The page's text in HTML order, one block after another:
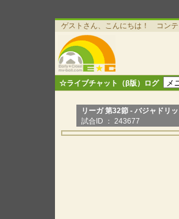
ゲストさん、こんにちは！ コンテ
☆ライブチャット（β版）ログ
リーガ 第32節 - バジャドリ
試合ID ： 243677